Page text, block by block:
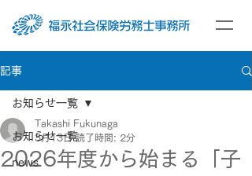
記事
お知らせ一覧
news
お知らせ一覧
2026年度から始まる「子
Takashi Fukunaga
3月13日 読了時間: 2分